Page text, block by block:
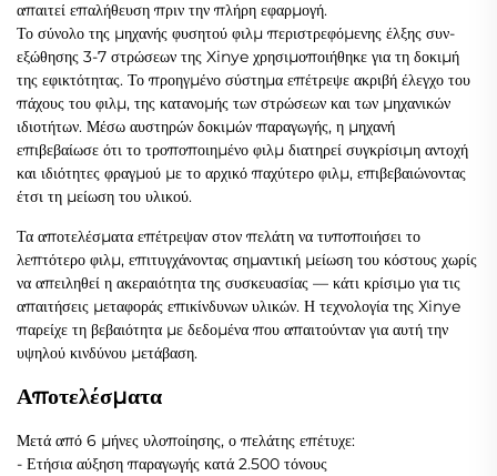
απαιτεί επαλήθευση πριν την πλήρη εφαρμογή.
Το σύνολο της μηχανής φυσητού φιλμ περιστρεφόμενης έλξης συν-
εξώθησης 3-7 στρώσεων της Xinye χρησιμοποιήθηκε για τη δοκιμή
της εφικτότητας. Το προηγμένο σύστημα επέτρεψε ακριβή έλεγχο του
πάχους του φιλμ, της κατανομής των στρώσεων και των μηχανικών
ιδιοτήτων. Μέσω αυστηρών δοκιμών παραγωγής, η μηχανή
επιβεβαίωσε ότι το τροποποιημένο φιλμ διατηρεί συγκρίσιμη αντοχή
και ιδιότητες φραγμού με το αρχικό παχύτερο φιλμ, επιβεβαιώνοντας
έτσι τη μείωση του υλικού.
Τα αποτελέσματα επέτρεψαν στον πελάτη να τυποποιήσει το
λεπτότερο φιλμ, επιτυγχάνοντας σημαντική μείωση του κόστους χωρίς
να απειληθεί η ακεραιότητα της συσκευασίας — κάτι κρίσιμο για τις
απαιτήσεις μεταφοράς επικίνδυνων υλικών. Η τεχνολογία της Xinye
παρείχε τη βεβαιότητα με δεδομένα που απαιτούνταν για αυτή την
υψηλού κινδύνου μετάβαση.
Αποτελέσματα
Μετά από 6 μήνες υλοποίησης, ο πελάτης επέτυχε:
- Ετήσια αύξηση παραγωγής κατά 2.500 τόνους